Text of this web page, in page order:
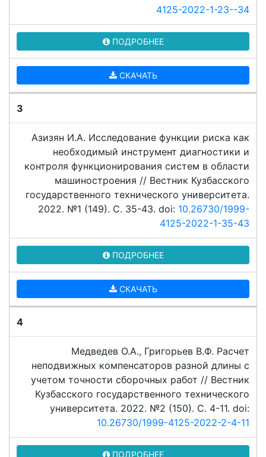
4125-2022-1-23--34
ПОДРОБНЕЕ
СКАЧАТЬ
3
Азизян И.А. Исследование функции риска как
необходимый инструмент диагностики и
контроля функционирования систем в области
машиностроения // Вестник Кузбасского
государственного технического университета.
2022. №1 (149). C. 35-43. doi: 10.26730/1999-
4125-2022-1-35-43
ПОДРОБНЕЕ
СКАЧАТЬ
4
Медведев О.А., Григорьев В.Ф. Расчет
неподвижных компенсаторов разной длины с
учетом точности сборочных работ // Вестник
Кузбасского государственного технического
университета. 2022. №2 (150). C. 4-11. doi:
10.26730/1999-4125-2022-2-4-11
ПОДРОБНЕЕ